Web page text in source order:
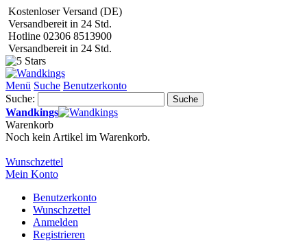
Kostenloser Versand (DE)
Versandbereit in 24 Std.
Hotline 02306 8513900
Versandbereit in 24 Std.
Menü Suche Benutzerkonto
Suche:
Suche
Wandkings
Warenkorb
Noch kein Artikel im Warenkorb.
Wunschzettel
Mein Konto
Benutzerkonto
Wunschzettel
Anmelden
Registrieren